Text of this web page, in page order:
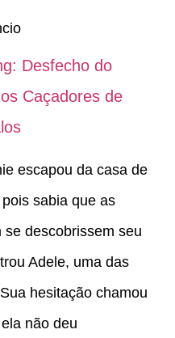
Desfecho do
Caçadores de
escapou da casa de
sabia que as
descobrissem seu
Adele, uma das
hesitação chamou
não deu